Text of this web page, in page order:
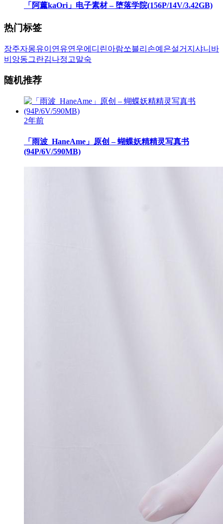
「阿薰kaOri」电子素材 – 堕落学院(156P/14V/3.42GB)
热门标签
장주자몽유이 연유연우에디린아람쏘블리 손예은설거지 샤니 바
비앙동그란김나정 고말숙
随机推荐
2年前
「雨波_HaneAme」原创 – 蝴蝶妖精精灵写真书
(94P/6V/590MB)